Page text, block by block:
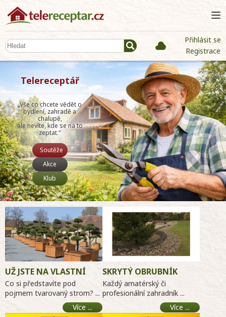
UŽ JSTE NA VLASTNÍ
OČI VIDĚLI OBROVSKÉ
ZAHRADNÍ BONSAJE?
Co si představíte pod
pojmem tvarovaný strom? ...
Více ...
SKRYTÝ OBRUBNÍK
Každý amatérský či
profesionální zahradník ...
Více ...
Přihlásit se
Registrace
Telereceptář
„Vše co chcete vědět o
bydlení, zahradě a
chalupě,
ale nevíte, kde se na to
zeptat.“
Soutěže
Akce
Klub